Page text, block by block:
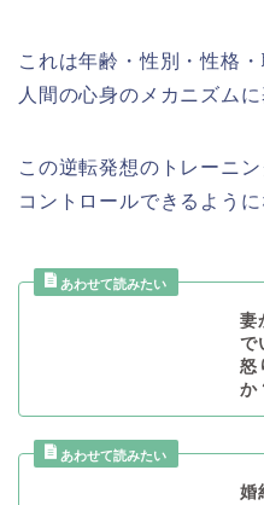
これは年齢・性別・性格
人間の心身のメカニズムに
この逆転発想のトレーニ
コントロールできるように
妻
で
怒
か
婚